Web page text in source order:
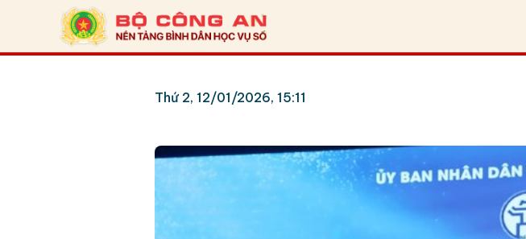
Thứ 2, 12/01/2026, 15:11